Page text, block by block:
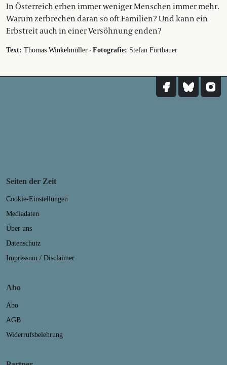
In Österreich erben immer weniger Menschen immer mehr.
Warum zerbrechen daran so oft Familien? Und kann ein
Erbstreit auch in einer Versöhnung enden?
Text: Thomas Winkelmüller · Fotografie: Stefan Fürtbauer
Seiten der Zeit
Cookie-Einstellungen
Mediadaten
Über uns
Datenschutz
Impressum / Disclaimer
Abo
Abo
AGB
Widerrufsbelehrung